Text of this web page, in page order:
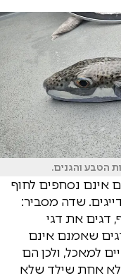
הטבע והגנים.
אינם נסחפים לחוף
שדה מסביר:
דגים את דגי
שאמנם אינם
למאכל, ולכן הם
לא אחת שילד שלא